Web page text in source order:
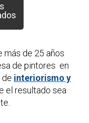
más de 25 años
de pintores en
de interiorismo y
el resultado sea